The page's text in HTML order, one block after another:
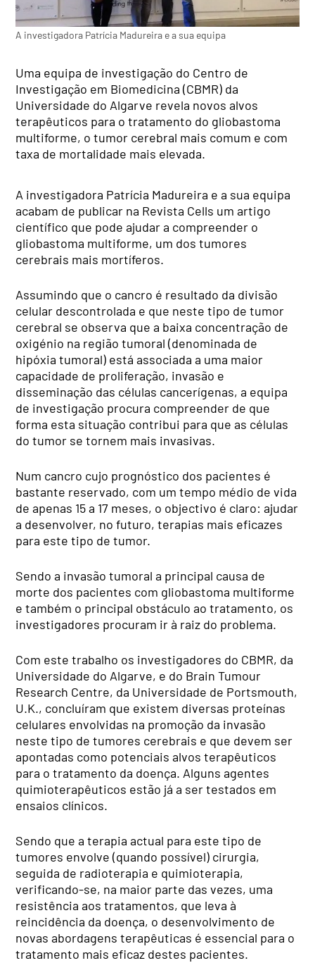
A investigadora Patrícia Madureira e a sua equipa
Uma equipa de investigação do Centro de
Investigação em Biomedicina (CBMR) da
Universidade do Algarve revela novos alvos
terapêuticos para o tratamento do gliobastoma
multiforme, o tumor cerebral mais comum e com
taxa de mortalidade mais elevada.
A investigadora Patrícia Madureira e a sua equipa
acabam de publicar na Revista Cells um artigo
científico que pode ajudar a compreender o
gliobastoma multiforme, um dos tumores
cerebrais mais mortíferos.
Assumindo que o cancro é resultado da divisão
celular descontrolada e que neste tipo de tumor
cerebral se observa que a baixa concentração de
oxigénio na região tumoral (denominada de
hipóxia tumoral) está associada a uma maior
capacidade de proliferação, invasão e
disseminação das células cancerígenas, a equipa
de investigação procura compreender de que
forma esta situação contribui para que as células
do tumor se tornem mais invasivas.
Num cancro cujo prognóstico dos pacientes é
bastante reservado, com um tempo médio de vida
de apenas 15 a 17 meses, o objectivo é claro: ajudar
a desenvolver, no futuro, terapias mais eficazes
para este tipo de tumor.
Sendo a invasão tumoral a principal causa de
morte dos pacientes com gliobastoma multiforme
e também o principal obstáculo ao tratamento, os
investigadores procuram ir à raiz do problema.
Com este trabalho os investigadores do CBMR, da
Universidade do Algarve, e do Brain Tumour
Research Centre, da Universidade de Portsmouth,
U.K., concluíram que existem diversas proteínas
celulares envolvidas na promoção da invasão
neste tipo de tumores cerebrais e que devem ser
apontadas como potenciais alvos terapêuticos
para o tratamento da doença. Alguns agentes
quimioterapêuticos estão já a ser testados em
ensaios clínicos.
Sendo que a terapia actual para este tipo de
tumores envolve (quando possível) cirurgia,
seguida de radioterapia e quimioterapia,
verificando-se, na maior parte das vezes, uma
resistência aos tratamentos, que leva à
reincidência da doença, o desenvolvimento de
novas abordagens terapêuticas é essencial para o
tratamento mais eficaz destes pacientes.